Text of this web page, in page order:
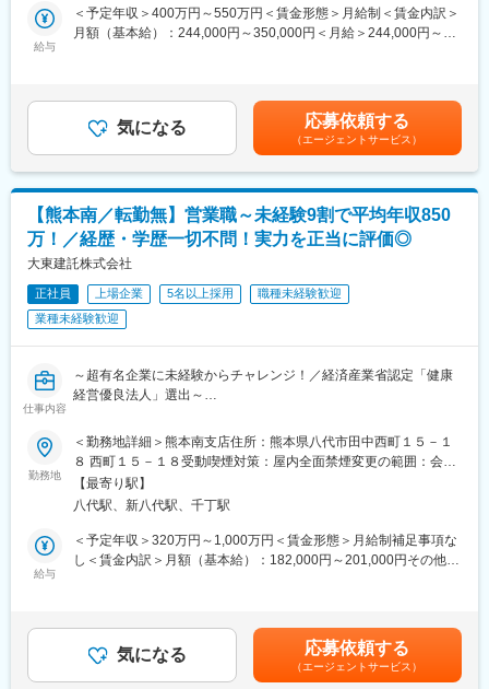
・応用機器・コントローラの開発：モーターを利用した応用機器
やコントローラの開発にも取り組んでいます。
ピエゾソニックモーターを活用することで踏破性に優れ、路面状
況に関わらず走行可能な搬送用自律移動ロボットです。
物流倉庫や工場内での搬送作業など、さまざまなシーンで活用可
能です。
（2）コンサルティング開発･プレミアムサポート
自社開発の搬送・検査用自律移動ロボットについて、お客様に合
わせたカスタマイズを実施することができます。
アイディア出しから製品の試作・量産化までをトータルでサポー
トしています。
■仕事の流れ
（4）納期管理・施工管理（出張はほとんど発生しません）
※工事案件が出来た時に顧客からご相談いただける関係構築がメイ
クロス／軽天を中心とした内装工事
サイディング／ALCなどの外壁工事
ガードレール／フェンスといった安全施設工事 まで
各種の専門工事を請負っています
（住宅やビルの施工から、道路や庁舎、スタジアムなど、国家プ
ロジェクト等）
だきます。
座学の研修ですと、社内研修が年２、３回・メーカー主催の勉強
習得状況に応じて、半年～１年ほどの研修期間を想定しておりま
す。
■当社の強み
です。
・官公庁や大手企業のプロジェクトに携わり、ランドマークとし
ップ制度などを備えて、社員の成長を支援しています。
給与
＜予定年収＞400万円～550万円＜賃金形態＞月給制＜賃金内訳＞
月額（基本給）：244,000円～350,000円＜月給＞244,000円～
(月額)は固定手当を含めた表記です。
気になる 応募依頼する
（エージェントサービス）
【熊本南／転勤無】営業職～未経験9割で平均年収850
万！／経歴・学歴一切不問！実力を正当に評価◎
大東建託株式会社
正社員 上場企業 5名以上採用
職種未経験歓迎
業種未経験歓迎
仕事内容
～超有名企業に未経験からチャレンジ！／経済産業省認定「健康
経営優良法人」選出～
■本ポジションの魅力：
◎実力を正当に評価！
元板前から支店長など業界・職種の経験や知識がなくても、個人
の頑張りが正当に評価され、活躍できる環境です。
◎業界トップ企業で一生モノのスキルが身につく！
業界トップの実績があるため、商品力が高く、自信を持って提案
◎青天井のインセンティブ！
初めての成約までは平均8~10か月など1成約に対して時間はかか
勤務地
＜勤務地詳細＞熊本南支店住所：熊本県八代市田中西町１５－１
８ 西町１５－１８受動喫煙対策：屋内全面禁煙変更の範囲：会社
の定める事業所
【最寄り駅】
八代駅、新八代駅、千丁駅
給与
＜予定年収＞320万円～1,000万円＜賃金形態＞月給制補足事項な
し＜賃金内訳＞月額（基本給）：182,000円～201,000円その他固
無＞有＜残業手当＞有＜給与補足＞■歩合給：1成約あたり平均
300万円（歩合率約3%）■賞与：年2回（6月・12月／実績に応じ
て支給）※月給には一律の特別加算手当（3万円）を含みます。※
気になる 応募依頼する
（エージェントサービス）